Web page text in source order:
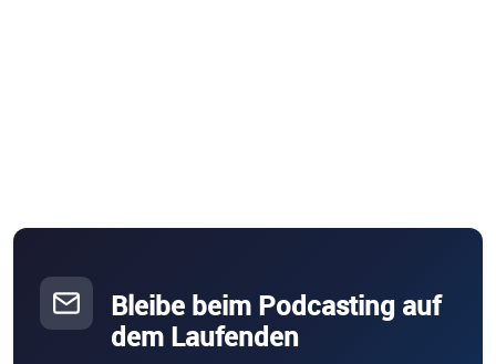
Bleibe beim Podcasting auf
dem Laufenden